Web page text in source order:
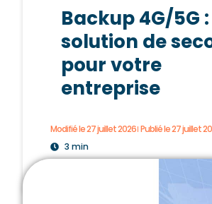
Backup 4G/5G
solution de
pour votre
entreprise
Modifié le 27 juillet 2026 Publié le27 juillet
3 min